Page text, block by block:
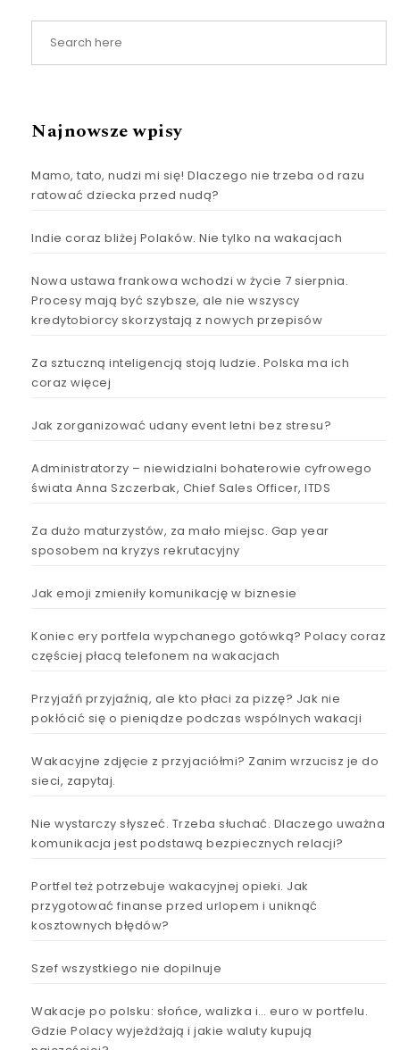
Najnowsze wpisy
Mamo, tato, nudzi mi się! Dlaczego nie trzeba od razu
ratować dziecka przed nudą?
Indie coraz bliżej Polaków. Nie tylko na wakacjach
Nowa ustawa frankowa wchodzi w życie 7 sierpnia.
Procesy mają być szybsze, ale nie wszyscy
kredytobiorcy skorzystają z nowych przepisów
Za sztuczną inteligencją stoją ludzie. Polska ma ich
coraz więcej
Jak zorganizować udany event letni bez stresu?
Administratorzy – niewidzialni bohaterowie cyfrowego
świata Anna Szczerbak, Chief Sales Officer, ITDS
Za dużo maturzystów, za mało miejsc. Gap year
sposobem na kryzys rekrutacyjny
Jak emoji zmieniły komunikację w biznesie
Koniec ery portfela wypchanego gotówką? Polacy coraz
częściej płacą telefonem na wakacjach
Przyjaźń przyjaźnią, ale kto płaci za pizzę? Jak nie
pokłócić się o pieniądze podczas wspólnych wakacji
Wakacyjne zdjęcie z przyjaciółmi? Zanim wrzucisz je do
sieci, zapytaj.
Nie wystarczy słyszeć. Trzeba słuchać. Dlaczego uważna
komunikacja jest podstawą bezpiecznych relacji?
Portfel też potrzebuje wakacyjnej opieki. Jak
przygotować finanse przed urlopem i uniknąć
kosztownych błędów?
Szef wszystkiego nie dopilnuje
Wakacje po polsku: słońce, walizka i… euro w portfelu.
Gdzie Polacy wyjeżdżają i jakie waluty kupują